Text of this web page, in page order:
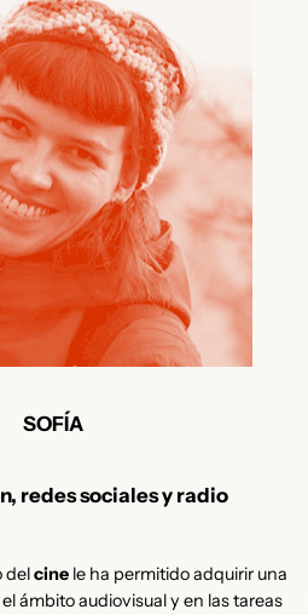
SOFÍA
redes sociales y radio
delcinele ha permitido adquirir una
ámbito audiovisual y en las tareas